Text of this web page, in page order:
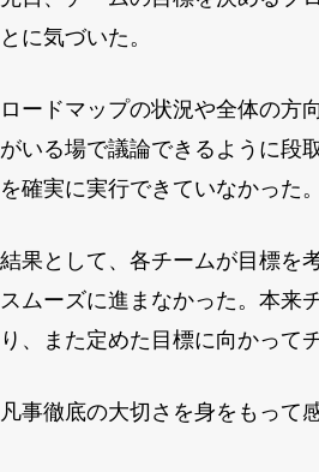
とに気づいた。
ロードマップの状況や全体の方
がいる場で議論できるように段
を確実に実行できていなかった。
結果として、各チームが目標を
スムーズに進まなかった。本来
り、また定めた目標に向かって
凡事徹底の大切さを身をもって